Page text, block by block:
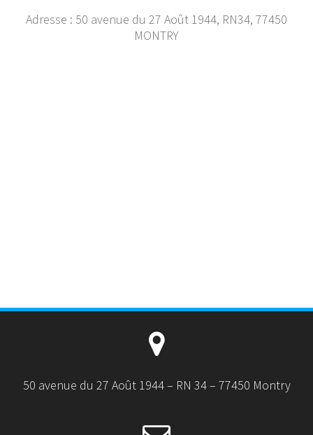
Adresse : 50 avenue du 27 Août 1944, RN34, 77450
MONTRY
50 avenue du 27 Août 1944 – RN 34 – 77450 Montry